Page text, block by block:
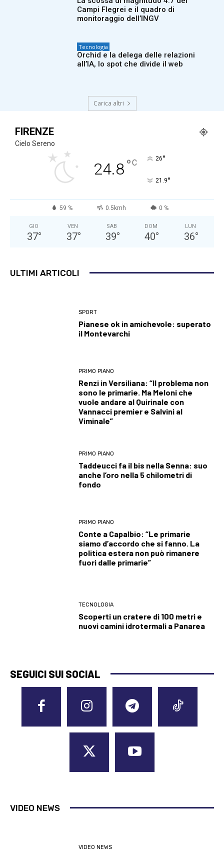
Campi Flegrei e il quadro di
monitoraggio dell’INGV
Tecnologia
Orchid e la delega delle relazioni
all’IA, lo spot che divide il web
Carica altri
FIRENZE
Cielo Sereno
24.8°C 26°
21.9°
59 % 0.5kmh 0 %
GIO
37°
VEN
37°
SAB
39°
DOM
40°
LUN
36°
ULTIMI ARTICOLI
SPORT
Pianese ok in amichevole: superato
il Montevarchi
PRIMO PIANO
Renzi in Versiliana: “Il problema non
sono le primarie. Ma Meloni che
vuole andare al Quirinale con
Vannacci premier e Salvini al
Viminale”
PRIMO PIANO
Taddeucci fa il bis nella Senna: suo
anche l’oro nella 5 chilometri di
fondo
PRIMO PIANO
Conte a Capalbio: “Le primarie
siamo d’accordo che si fanno. La
politica estera non può rimanere
fuori dalle primarie”
TECNOLOGIA
Scoperti un cratere di 100 metri e
nuovi camini idrotermali a Panarea
SEGUICI SUI SOCIAL
VIDEO NEWS
VIDEO NEWS